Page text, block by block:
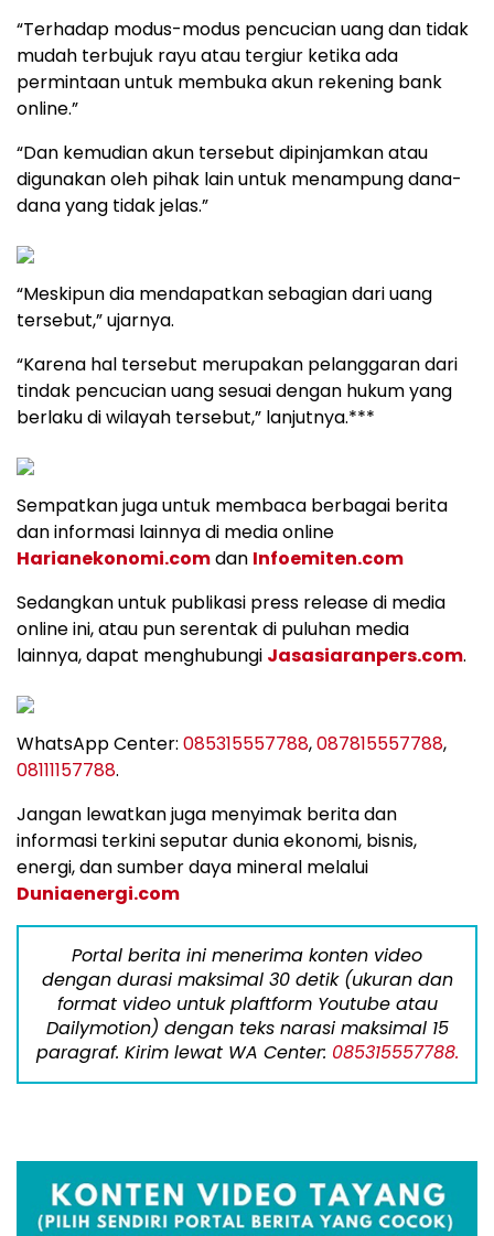
“Terhadap modus-modus pencucian uang dan tidak
mudah terbujuk rayu atau tergiur ketika ada
permintaan untuk membuka akun rekening bank
online.”
“Dan kemudian akun tersebut dipinjamkan atau
digunakan oleh pihak lain untuk menampung dana-
dana yang tidak jelas.”
“Meskipun dia mendapatkan sebagian dari uang
tersebut,” ujarnya.
“Karena hal tersebut merupakan pelanggaran dari
tindak pencucian uang sesuai dengan hukum yang
berlaku di wilayah tersebut,” lanjutnya.***
Sempatkan juga untuk membaca berbagai berita
dan informasi lainnya di media online
Harianekonomi.comdan Infoemiten.com
Sedangkan untuk publikasi press release di media
online ini, atau pun serentak di puluhan media
lainnya, dapat menghubungi Jasasiaranpers.com.
WhatsApp Center: 085315557788,087815557788,
08111157788.
Jangan lewatkan juga menyimak berita dan
informasi terkini seputar dunia ekonomi, bisnis,
energi, dan sumber daya mineral melalui
Duniaenergi.com
Portal berita ini menerima konten video
dengan durasi maksimal 30 detik (ukuran dan
format video untuk plaftform Youtube atau
Dailymotion) dengan teks narasi maksimal 15
paragraf. Kirim lewat WA Center: 085315557788.